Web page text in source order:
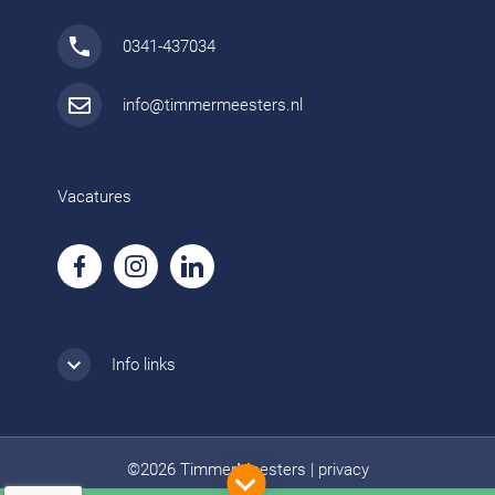
0341-437034
info@timmermeesters.nl
Vacatures
Info links
©2026 TimmerMeesters privacy